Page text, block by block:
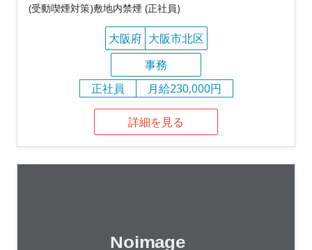
(受動喫煙対策)敷地内禁煙 (正社員)
大阪府 大阪市北区
事務
正社員
月給230,000円
詳細を見る